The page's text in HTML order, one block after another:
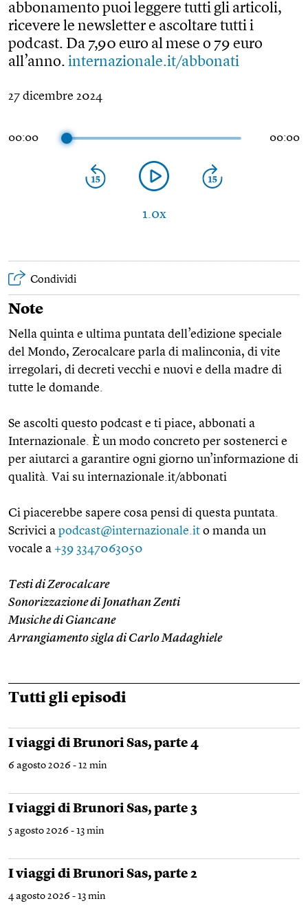
abbonamento puoi leggere tutti gli articoli,
ricevere le newsletter e ascoltare tutti i
podcast. Da 7,90 euro al mese o 79 euro
all’anno. internazionale.it/abbonati
27 dicembre 2024
00:00 00:00
1.0x
Condividi
Note
Nella quinta e ultima puntata dell’edizione speciale
del Mondo, Zerocalcare parla di malinconia, di vite
irregolari, di decreti vecchi e nuovi e della madre di
tutte le domande.
Se ascolti questo podcast e ti piace, abbonati a
Internazionale. È un modo concreto per sostenerci e
per aiutarci a garantire ogni giorno un’informazione di
qualità. Vai su internazionale.it/abbonati
Ci piacerebbe sapere cosa pensi di questa puntata.
Scrivici a podcast@internazionale.it o manda un
vocale a +39 3347063050
Testi di Zerocalcare
Sonorizzazione di Jonathan Zenti
Musiche di Giancane
Arrangiamento sigla di Carlo Madaghiele
Tutti gli episodi
I viaggi di Brunori Sas, parte 4
6 agosto 2026 - 12 min
I viaggi di Brunori Sas, parte 3
5 agosto 2026 - 13 min
I viaggi di Brunori Sas, parte 2
4 agosto 2026 - 13 min